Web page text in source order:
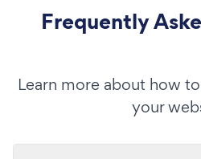
Frequently
Learn more about how
your